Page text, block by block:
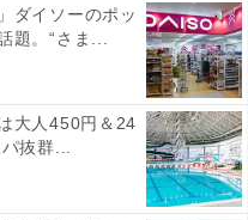
、どうフォローすべきか
なると、偏差値ばかり気
サさんは「子どもが努力
ります。
格できたかという結果の
ダイソーのポッ
題。“さま...
大人450円＆24
抜群...